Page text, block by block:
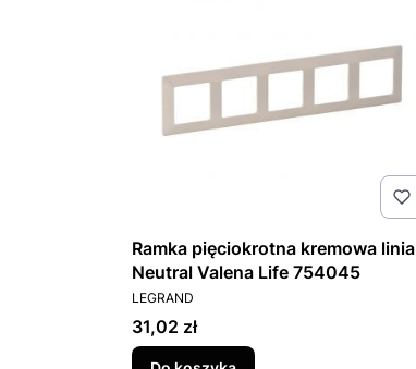
Ramka pięciokrotna kremowa linia
Neutral Valena Life 754045
PRODUCENT
LEGRAND
Cena
31,02 zł